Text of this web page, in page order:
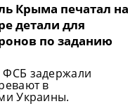
Крыма печатал на
детали для
по заданию
ФСБ задержали
в
Украины.